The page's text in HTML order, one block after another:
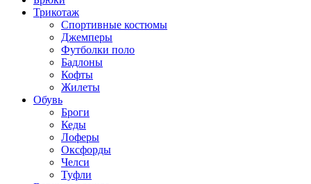
Трикотаж
Спортивные костюмы
Джемперы
Футболки поло
Бадлоны
Кофты
Жилеты
Обувь
Броги
Кеды
Лоферы
Оксфорды
Челси
Туфли